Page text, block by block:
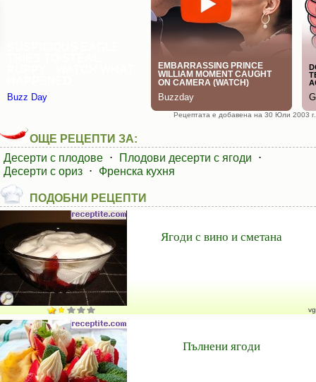
Рецептата е добавена на 30 Юли 2003 г.
ОЩЕ РЕЦЕПТИ ЗА:
Десерти с плодове ⋅ Плодови десерти с ягоди
⋅
Десерти с ориз ⋅ Френска кухня
ПОДОБНИ РЕЦЕПТИ
Ягоди с вино и сметана
vg
Пълнени ягоди